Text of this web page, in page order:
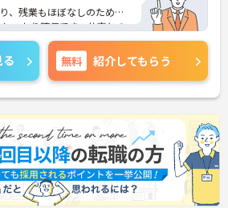
、残業もほぼなしのため、
っかり確保でき、仕事との
す◎
！雨の日でも快適に通勤が
ントをお伝えしますので、
。
無料 紹介してもらう